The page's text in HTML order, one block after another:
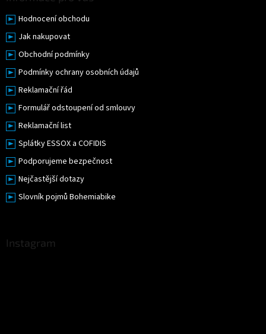
Hodnocení obchodu
Jak nakupovat
Obchodní podmínky
Podmínky ochrany osobních údajů
Reklamační řád
Formulář odstoupení od smlouvy
Reklamační list
Splátky ESSOX a COFIDIS
Podporujeme bezpečnost
Nejčastější dotazy
Slovník pojmů Bohemiabike
Instagram